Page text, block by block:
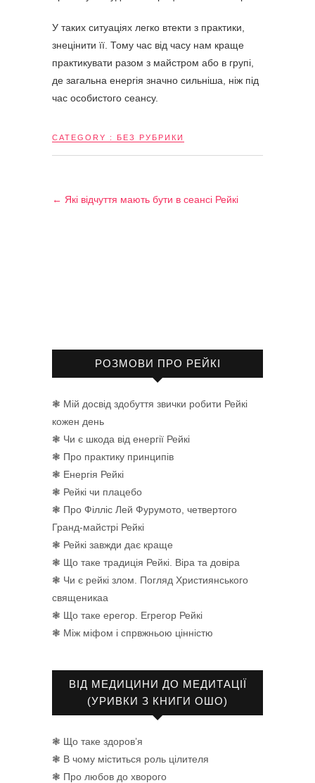
У таких ситуаціях легко втекти з практики,
знецінити її. Тому час від часу нам краще
практикувати разом з майстром або в групі,
де загальна енергія значно сильніша, ніж під
час особистого сеансу.
CATEGORY : БЕЗ РУБРИКИ
← Які відчуття мають бути в сеансі Рейкі
РОЗМОВИ ПРО РЕЙКІ
❃ Мій досвід здобуття звички робити Рейкі
кожен день
❃ Чи є шкода від енергії Рейкі
❃ Про практику принципів
❃ Енергія Рейкі
❃ Рейкі чи плацебо
❃ Про Філліс Лей Фурумото, четвертого
Гранд-майстрі Рейкі
❃ Рейкі завжди дає краще
❃ Що таке традиція Рейкі. Віра та довіра
❃ Чи є рейкі злом. Погляд Християнського
священикаа
❃ Що таке ерегор. Егрегор Рейкі
❃ Між міфом і спрвжньою цінністю
ВІД МЕДИЦИНИ ДО МЕДИТАЦІЇ
(УРИВКИ З КНИГИ ОШО)
❃ Що таке здоров’я
❃ В чому міститься роль цілителя
❃ Про любов до хворого